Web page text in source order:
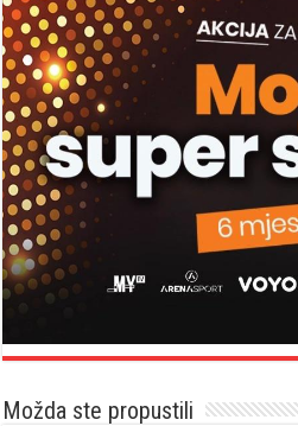
Možda ste propustili